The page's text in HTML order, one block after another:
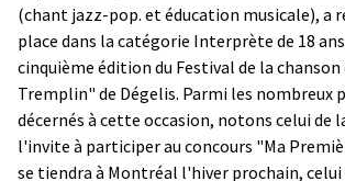
(chant jazz-pop. et éducation musicale), a
place dans la catégorie Interprète de 18
cinquième édition du Festival de la
Tremplin" de Dégelis. Parmi les nombreux
décernés à cette occasion, notons celui de
l'invite à participer au concours "Ma
se tiendra à Montréal l'hiver prochain,